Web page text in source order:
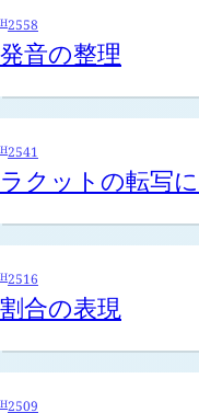
H2558
発音の整理
H2541
ラクットの転写
H2516
割合の表現
H2509